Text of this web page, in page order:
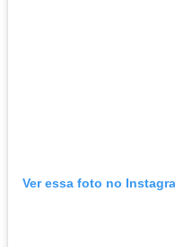
Ver essa foto no